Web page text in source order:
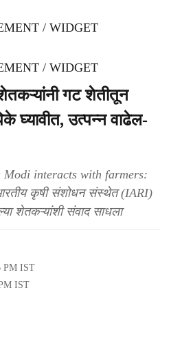
/ WIDGET
/ WIDGET
गट शेतीतून
घ्यावीत, उत्पन्न वाढेल-
interacts with farmers:
कृषी संशोधन संस्थेत (IARI)
शेतकऱ्यांशी संवाद साधला
PM IST
IST